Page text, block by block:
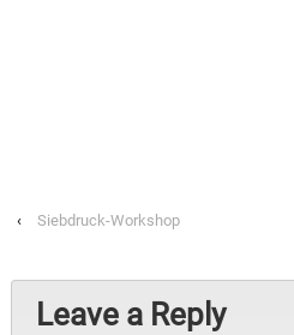
‹ Siebdruck-Workshop
Leave a Reply